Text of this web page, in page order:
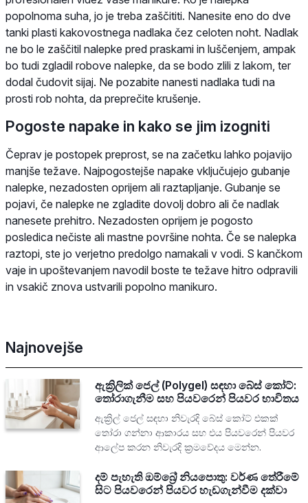
popolnoma suha, jo je treba zaščititi. Nanesite eno do dve
tanki plasti kakovostnega nadlaka čez celoten noht. Nadlak
ne bo le zaščitil nalepke pred praskami in luščenjem, ampak
bo tudi zgladil robove nalepke, da se bodo zlili z lakom, ter
dodal čudovit sijaj. Ne pozabite nanesti nadlaka tudi na
prosti rob nohta, da preprečite krušenje.
Pogoste napake in kako se jim izogniti
Čeprav je postopek preprost, se na začetku lahko pojavijo
manjše težave. Najpogostejše napake vključujejo gubanje
nalepke, nezadosten oprijem ali raztapljanje. Gubanje se
pojavi, če nalepke ne zgladite dovolj dobro ali če nadlak
nanesete prehitro. Nezadosten oprijem je pogosto
posledica nečiste ali mastne površine nohta. Če se nalepka
raztopi, ste jo verjetno predolgo namakali v vodi. S kančkom
vaje in upoštevanjem navodil boste te težave hitro odpravili
in vsakič znova ustvarili popolno manikuro.
Najnovejše
ඇක්‍රිලික් ජෙල් (Polygel) සඳහා බේස් කෝට්:
තෝරාගැනීම සහ පියවරෙන් පියවර භාවිතය
ඇක්‍රිල් ජෙල් සඳහා නිවැරදි බේස් කෝට් එකක්
තෝරා ගන්නා ආකාරය සහ එය පියවරෙන් පියවර
ආලේප කරන නිවැරදි ක්‍රමවේදය මෙන්න.
දම් පැහැති ඔම්බ්‍රේ නියපොතු: වර්ණ තේරීමේ
සිට පියවරෙන් පියවර හැඩගැන්වීම දක්වා